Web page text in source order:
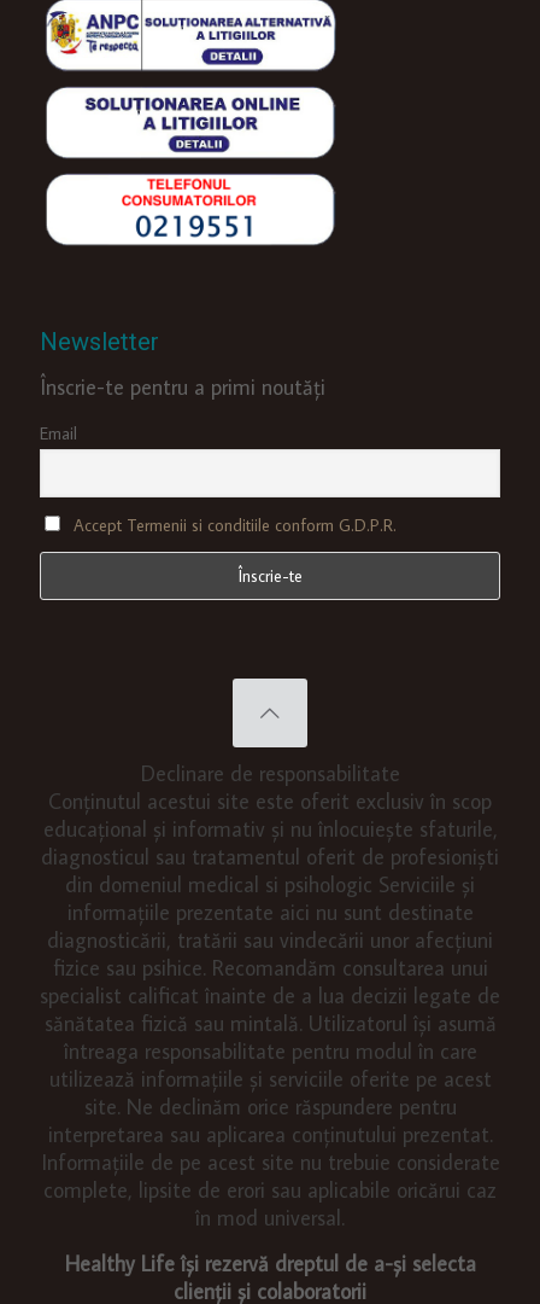
Newsletter
Înscrie-te pentru a primi noutăți
Email
Accept Termenii si conditiile conform G.D.P.R.
Declinare de responsabilitate
Conținutul acestui site este oferit exclusiv în scop
educațional și informativ și nu înlocuiește sfaturile,
diagnosticul sau tratamentul oferit de profesioniști
din domeniul medical si psihologic Serviciile și
informațiile prezentate aici nu sunt destinate
diagnosticării, tratării sau vindecării unor afecțiuni
fizice sau psihice. Recomandăm consultarea unui
specialist calificat înainte de a lua decizii legate de
sănătatea fizică sau mintală. Utilizatorul își asumă
întreaga responsabilitate pentru modul în care
utilizează informațiile și serviciile oferite pe acest
site. Ne declinăm orice răspundere pentru
interpretarea sau aplicarea conținutului prezentat.
Informațiile de pe acest site nu trebuie considerate
complete, lipsite de erori sau aplicabile oricărui caz
în mod universal.
Healthy Life își rezervă dreptul de a-și selecta
clienții și colaboratorii